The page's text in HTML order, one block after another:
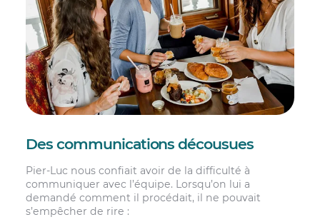
Des communications décousues
Pier-Luc nous confiait avoir de la difficulté à
communiquer avec l’équipe. Lorsqu’on lui a
demandé comment il procédait, il ne pouvait
s’empêcher de rire :